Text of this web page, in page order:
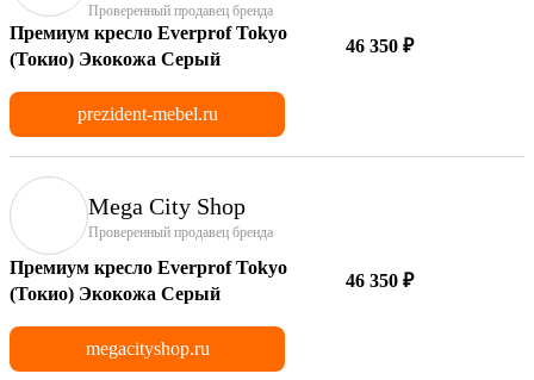
Проверенный продавец бренда
Премиум кресло Everprof Tokyo
(Токио) Экокожа Серый
46 350 ₽
prezident-mebel.ru
Mega City Shop
Проверенный продавец бренда
Премиум кресло Everprof Tokyo
(Токио) Экокожа Серый
46 350 ₽
megacityshop.ru